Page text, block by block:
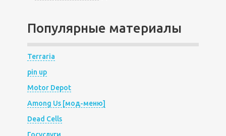
Популярные материалы
Terraria
pin up
Motor Depot
Among Us [мод-меню]
Dead Cells